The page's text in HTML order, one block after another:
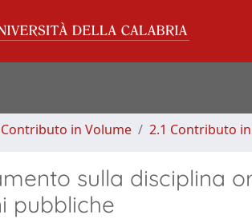
in Volume 2.1 Contributo
sulla disciplina
pubbliche